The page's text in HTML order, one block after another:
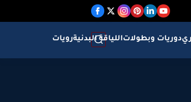
دوريات وبطولاتاللياقة البدنيةرويات